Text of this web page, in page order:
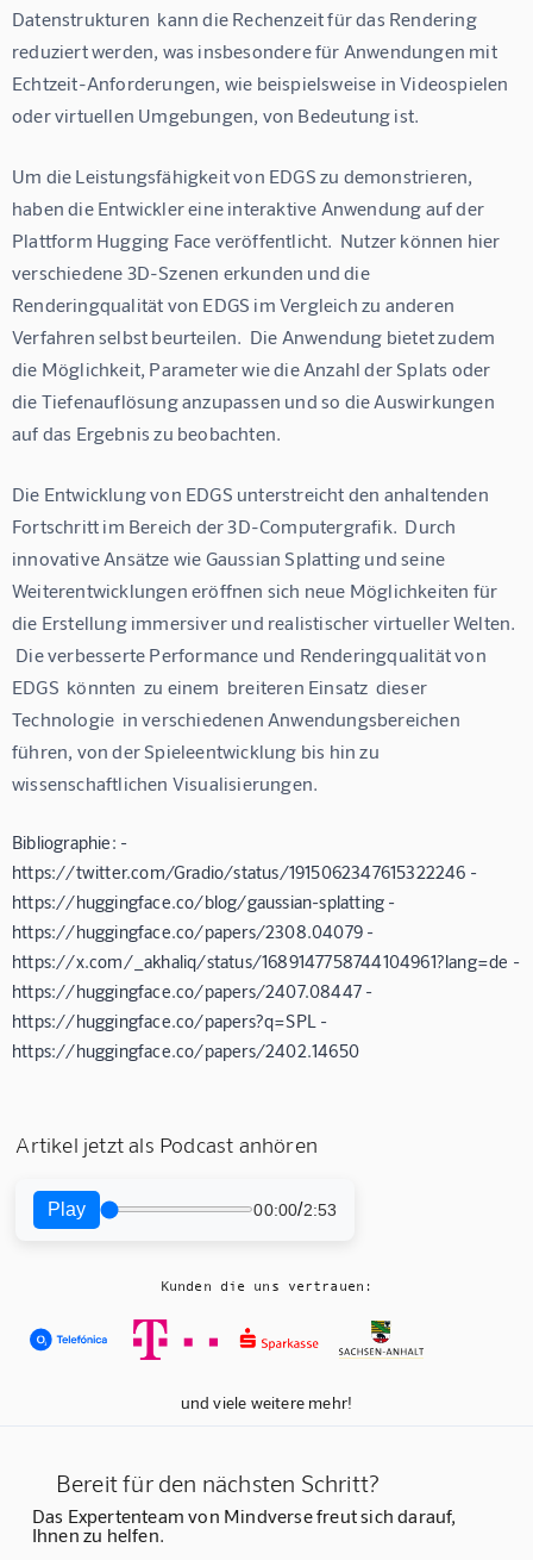
Datenstrukturen  kann die Rechenzeit für das Rendering
reduziert werden, was insbesondere für Anwendungen mit
Echtzeit-Anforderungen, wie beispielsweise in Videospielen
oder virtuellen Umgebungen, von Bedeutung ist.
Um die Leistungsfähigkeit von EDGS zu demonstrieren,
haben die Entwickler eine interaktive Anwendung auf der
Plattform Hugging Face veröffentlicht.  Nutzer können hier
verschiedene 3D-Szenen erkunden und die
Renderingqualität von EDGS im Vergleich zu anderen
Verfahren selbst beurteilen.  Die Anwendung bietet zudem
die Möglichkeit, Parameter wie die Anzahl der Splats oder
die Tiefenauflösung anzupassen und so die Auswirkungen
auf das Ergebnis zu beobachten.
Die Entwicklung von EDGS unterstreicht den anhaltenden
Fortschritt im Bereich der 3D-Computergrafik.  Durch
innovative Ansätze wie Gaussian Splatting und seine
Weiterentwicklungen eröffnen sich neue Möglichkeiten für
die Erstellung immersiver und realistischer virtueller Welten.
Die verbesserte Performance und Renderingqualität von
EDGS  könnten  zu einem  breiteren Einsatz  dieser
Technologie  in verschiedenen Anwendungsbereichen
führen, von der Spieleentwicklung bis hin zu
wissenschaftlichen Visualisierungen.
Bibliographie: -
https://twitter.com/Gradio/status/1915062347615322246 -
https://huggingface.co/blog/gaussian-splatting -
https://huggingface.co/papers/2308.04079 -
https://x.com/_akhaliq/status/1689147758744104961?lang=de -
https://huggingface.co/papers/2407.08447 -
https://huggingface.co/papers?q=SPL -
https://huggingface.co/papers/2402.14650
Artikel jetzt als Podcast anhören
Play 00:00/2:53
Kunden die uns vertrauen:
und viele weitere mehr!
Bereit für den nächsten Schritt?
Das Expertenteam von Mindverse freut sich darauf,
Ihnen zu helfen.